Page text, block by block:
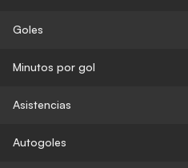
Goles
Minutos por gol
Asistencias
Autogoles